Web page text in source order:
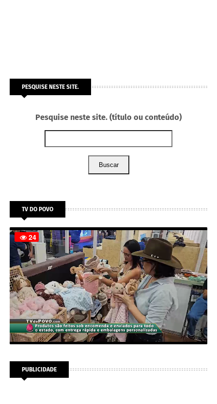
PESQUISE NESTE SITE.
Pesquise neste site. (título ou conteúdo)
Buscar
TV DO POVO
PUBLICIDADE